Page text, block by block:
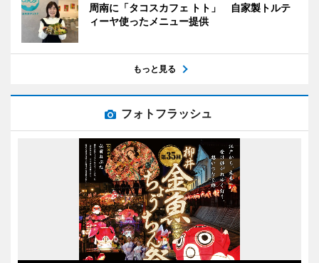
周南に「タコスカフェ トト」 自家製トルテ
ィーヤ使ったメニュー提供
もっと見る
フォトフラッシュ